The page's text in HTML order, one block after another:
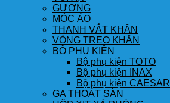
GƯƠNG
MÓC ÁO
THANH VẮT KHĂN
VÒNG TREO KHĂN
BỘ PHỤ KIỆN
Bộ phụ kiện TOTO
Bộ phụ kiện INAX
Bộ phụ kiện CAESAR
GA THOÁT SÀN